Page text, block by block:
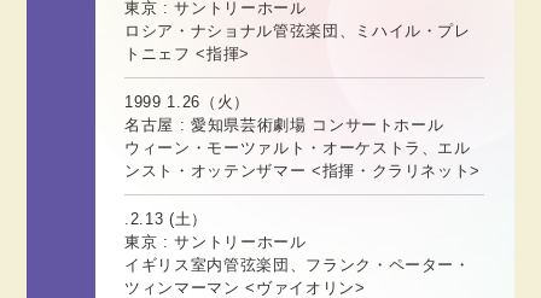
東京 : サントリーホール
ロシア・ナショナル管弦楽団、ミハイル・プレ
トニェフ <指揮>
1999 1.26（火）
名古屋 : 愛知県芸術劇場 コンサートホール
ウィーン・モーツァルト・オーケストラ、エル
ンスト・オッテンザマー <指揮・クラリネット>
.2.13 (土）
東京 : サントリーホール
イギリス室内管弦楽団、フランク・ペーター・
ツィンマーマン <ヴァイオリン>